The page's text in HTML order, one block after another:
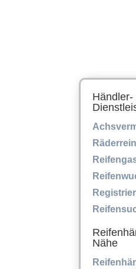
Händler-
Nähe